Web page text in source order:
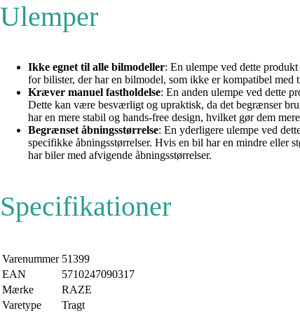
Ulemper
Ikke egnet til alle bilmodeller: En ulempe ved dette
for bilister, der har en bilmodel, som ikke er kompatibel
Kræver manuel fastholdelse: En anden ulempe ved dette
Dette kan være besværligt og upraktisk, da det begrænser
har en mere stabil og hands-free design, hvilket gør dem
Begrænset åbningsstørrelse: En yderligere ulempe ved
specifikke åbningsstørrelser. Hvis en bil har en mindre eller
har biler med afvigende åbningsstørrelser.
Specifikationer
Varenummer 51399
EAN
5710247090317
Mærke
RAZE
Varetype
Tragt